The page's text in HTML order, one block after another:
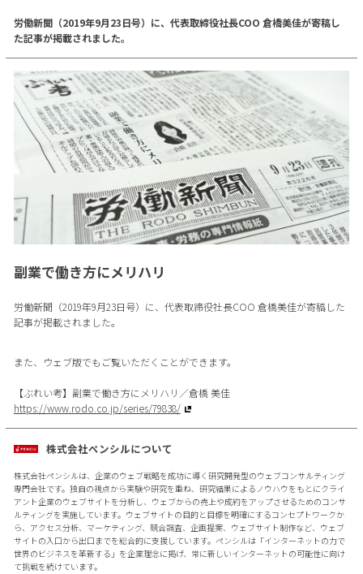
労働新聞（2019年9月23日号）に、代表取締役社長COO 倉橋美佳が寄稿し
た記事が掲載されました。
副業で働き方にメリハリ
労働新聞（2019年9月23日号）に、代表取締役社長COO 倉橋美佳が寄稿した
記事が掲載されました。
また、ウェブ版でもご覧いただくことができます。
【ぶれい考】副業で働き方にメリハリ／倉橋 美佳
https://www.rodo.co.jp/series/79838/
株式会社ペンシルについて
株式会社ペンシルは、企業のウェブ戦略を成功に導く研究開発型のウェブコンサルティング
専門会社です。独自の視点から実験や研究を重ね、研究結果によるノウハウをもとにクライ
アント企業のウェブサイトを分析し、ウェブからの売上や成約をアップさせるためのコンサ
ルティングを実施しています。ウェブサイトの目的と目標を明確にするコンセプトワークか
ら、アクセス分析、マーケティング、競合調査、企画提案、ウェブサイト制作など、ウェブ
サイトの入口から出口までを総合的に支援しています。ペンシルは「インターネットの力で
世界のビジネスを革新する」を企業理念に掲げ、常に新しいインターネットの可能性に向け
て挑戦を続けています。